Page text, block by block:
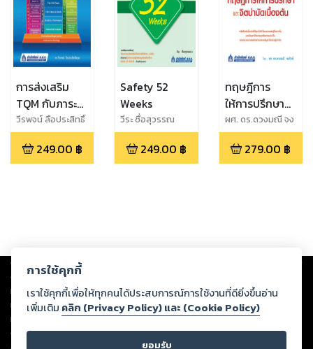
การส่งเสริม
TQM กับภาระ
หน้าที่ของผู้
บริหารระดับสูง
วีรพจน์ ลือประสิทธิ์
สกุล
249.00 ฿
Safety 52
Weeks
วีระ ซื่อสุวรรณ
249.00 ฿
ทฤษฎีการ
ให้การปรึกษา
และจิตบำบัด
เบื้องต้น
ผศ. ดร.ดวงมณี จง
รักษ์
279.00 ฿
Copyright © 2026
ต่อผลงานหรือเนื้อหาใดที่อัปโหลดผ่านเว็บไซต์และปรากฏว่าละเมิดสิทธิใน
ทรัพย์สินทางปัญญาของบุคคลอื่นหรือขัดต่อกฎหมายและศีลธรรม ดังนั้น ผู้อ่าน
ทุกท่านโปรดใช้วิจารณญาณในการกลั่นกรองด้วยตนเอง และหากท่านพบว่าส่วน
หนึ่งส่วนใดขัดต่อกฎหมายและศีลธรรม กรุณาแจ้งมายังบริษัท เพื่อทีมงานจะได้
ดำเนินการในทันที ทั้งนี้ ทางสตอรี่ล็อกขอสงวนลิขสิทธิ์ตามพระราชบัญญัติ
การใช้คุกกี้
เราใช้คุกกี้เพื่อให้ทุกคนได้ประสบการณ์การใช้งานที่ดียิ่งขึ้นอ่าน
เพิ่มเติม คลิก (Privacy Policy) และ (Cookie Policy)
ยอมรับ